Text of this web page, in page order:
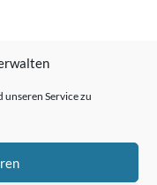
Service zu
integrieren